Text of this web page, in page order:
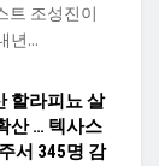
트 조성진이
년...
할라피뇨 살
산 … 텍사스
서 345명 감